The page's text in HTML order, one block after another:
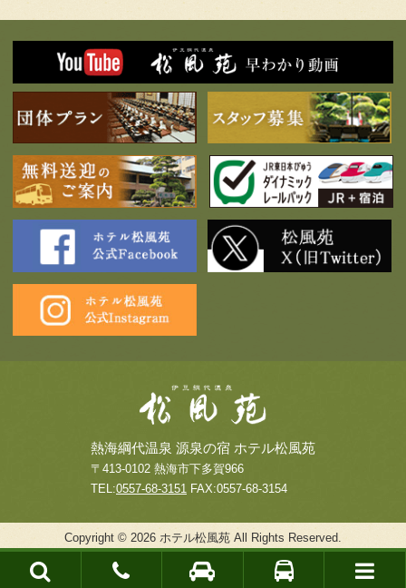
熱海綱代温泉 源泉の宿 ホテル松風苑
〒413-0102 熱海市下多賀966
TEL:0557-68-3151 FAX:0557-68-3154
Copyright © 2026 ホテル松風苑 All Rights Reserved.